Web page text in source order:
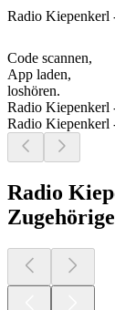
Radio Kiepenkerl
Code scannen,
App laden,
loshören.
Radio Kiepenkerl
Radio Kiepenkerl
Radio